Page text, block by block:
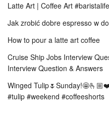
Latte Art | Coffee Art
Jak zrobić dobre espresso w
How to pour a latte art coffee
Cruise Ship Jobs Interview
Interview Question & Answers
Winged
#tulip #weekend #coffeeshorts